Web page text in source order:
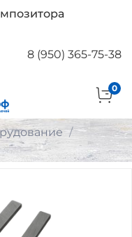
8 (950) 365-75-38
0